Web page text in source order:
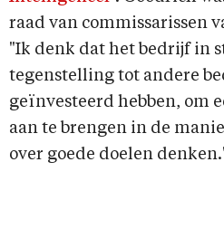
raad van commissarissen
"Ik denk dat het bedrijf in
tegenstelling tot andere
geïnvesteerd hebben, om
aan te brengen in de
over goede doelen